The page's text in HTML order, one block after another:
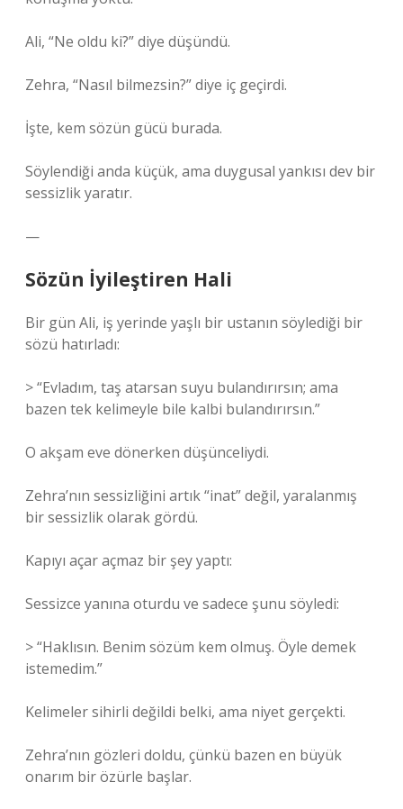
Ali, “Ne oldu ki?” diye düşündü.
Zehra, “Nasıl bilmezsin?” diye iç geçirdi.
İşte, kem sözün gücü burada.
Söylendiği anda küçük, ama duygusal yankısı dev bir
sessizlik yaratır.
—
Sözün İyileştiren Hali
Bir gün Ali, iş yerinde yaşlı bir ustanın söylediği bir
sözü hatırladı:
> “Evladım, taş atarsan suyu bulandırırsın; ama
bazen tek kelimeyle bile kalbi bulandırırsın.”
O akşam eve dönerken düşünceliydi.
Zehra’nın sessizliğini artık “inat” değil, yaralanmış
bir sessizlik olarak gördü.
Kapıyı açar açmaz bir şey yaptı:
Sessizce yanına oturdu ve sadece şunu söyledi:
> “Haklısın. Benim sözüm kem olmuş. Öyle demek
istemedim.”
Kelimeler sihirli değildi belki, ama niyet gerçekti.
Zehra’nın gözleri doldu, çünkü bazen en büyük
onarım bir özürle başlar.